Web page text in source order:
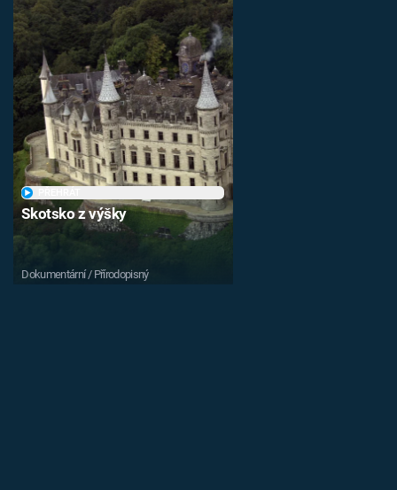
Skotsko z výšky
Dokumentární / Přírodopisný